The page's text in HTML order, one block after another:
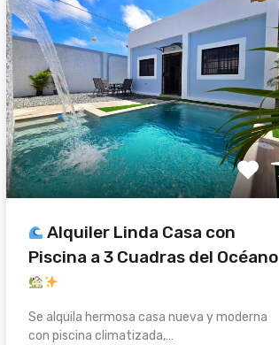
Alquiler Linda Casa con
Piscina a 3 Cuadras del Océano
Se alquila hermosa casa nueva y moderna
con piscina climatizada,…